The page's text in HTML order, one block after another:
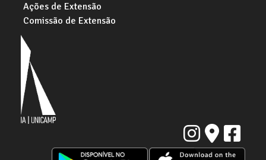
Ações de Extensão
Comissão de Extensão